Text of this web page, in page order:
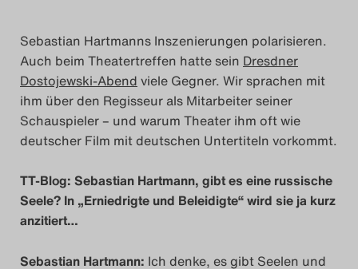
2023
Das Theatertreffen-Blog
2024
Das Theatertreffen-Blog
2025
Das Theatertreffen-Blog
Archiv
Sebastian Hartmanns Inszenierungen polarisieren.
Auch beim Theatertreffen hatte sein Dresdner
Dostojewski-Abend viele Gegner. Wir sprachen mit
ihm über den Regisseur als Mitarbeiter seiner
Schauspieler – und warum Theater ihm oft wie
deutscher Film mit deutschen Untertiteln vorkommt.
TT-Blog: Sebastian Hartmann, gibt es eine russische
Seele? In „Erniedrigte und Beleidigte“ wird sie ja kurz
anzitiert…
Sebastian Hartmann: Ich denke, es gibt Seelen und